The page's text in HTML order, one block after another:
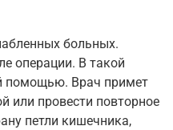
больных.
операции. В такой
помощью. Врач примет
или провести повторное
петли кишечника,